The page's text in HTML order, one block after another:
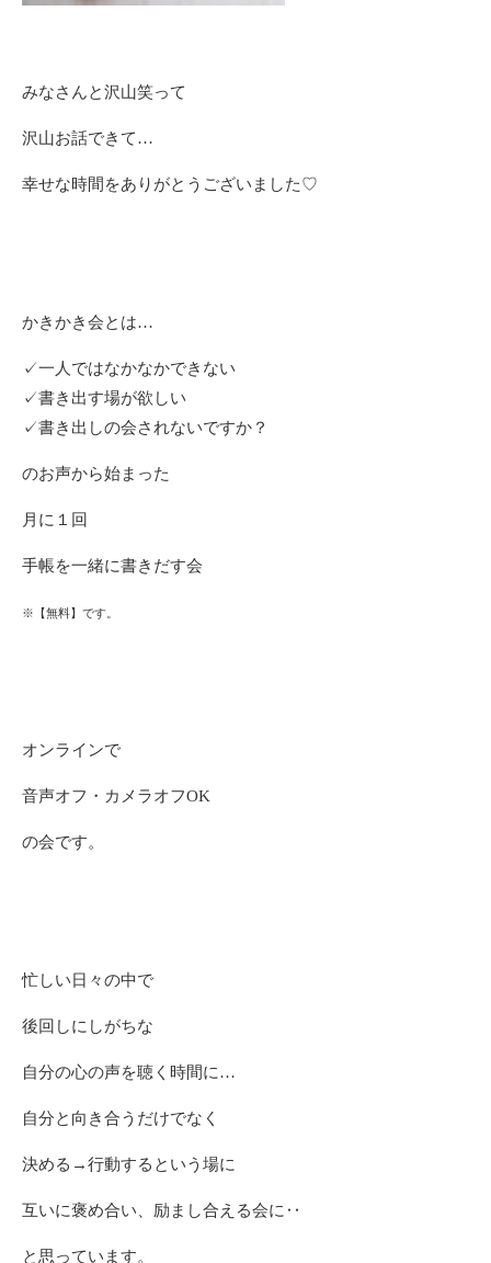
みなさんと沢山笑って
沢山お話できて…
幸せな時間をありがとうございました♡
かきかき会とは…
✓一人ではなかなかできない
✓書き出す場が欲しい
✓書き出しの会されないですか？
のお声から始まった
月に１回
手帳を一緒に書きだす会
※【無料】です。
オンラインで
音声オフ・カメラオフOK
の会です。
忙しい日々の中で
後回しにしがちな
自分の心の声を聴く時間に…
自分と向き合うだけでなく
決める→行動するという場に
互いに褒め合い、励まし合える会に‥
と思っています。